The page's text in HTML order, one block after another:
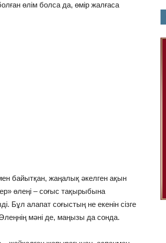
өлім болса да, өмір жалғаса
байытқан, жаңалық әкелген ақын
өлеңі – соғыс тақырыбына
Бұл алапат соғыстың не екенін сізге
мәні де, маңызы да сонда.